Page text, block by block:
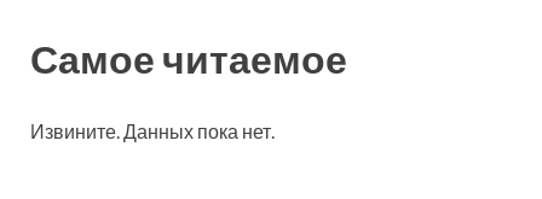
Самое читаемое
Извините. Данных пока нет.